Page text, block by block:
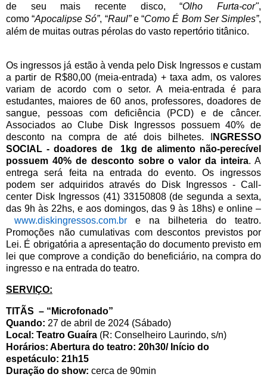
de seu mais recente disco, “Olho Furta-cor",
como “Apocalipse Só”, “Raul” e “Como É Bom Ser Simples”,
além de muitas outras pérolas do vasto repertório titânico.
Os ingressos já estão à venda pelo Disk Ingressos e custam
a partir de R$80,00 (meia-entrada) + taxa adm, os valores
variam de acordo com o setor. A meia-entrada é para
estudantes, maiores de 60 anos, professores, doadores de
sangue, pessoas com deficiência (PCD) e de câncer.
Associados ao Clube Disk Ingressos possuem 40% de
desconto na compra de até dois bilhetes. I
NGRESSO
SOCIAL - doadores de 1kg de alimento não-perecível
possuem 40% de desconto sobre o valor da inteira. A
entrega será feita na entrada do evento. Os ingressos
podem ser adquiridos através do Disk Ingressos - Call-
center Disk Ingressos (41) 33150808 (de segunda a sexta,
das 9h às 22hs, e aos domingos, das 9 às 18hs) e online –
www.diskingressos.com.br e na bilheteria do teatro.
Promoções não cumulativas com descontos previstos por
Lei. É obrigatória a apresentação do documento previsto em
lei que comprove a condição do beneficiário, na compra do
ingresso e na entrada do teatro.
SERVIÇO:
TITÃS – “Microfonado”
Quando: 27 de abril de 2024 (Sábado)
Local: Teatro Guaíra (R: Conselheiro Laurindo, s/n)
Horários: Abertura do teatro: 20h30/ Início do
espetáculo: 21h15
Duração do show: cerca de 90min